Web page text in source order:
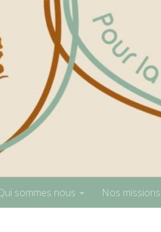
sommes nous Nos missions